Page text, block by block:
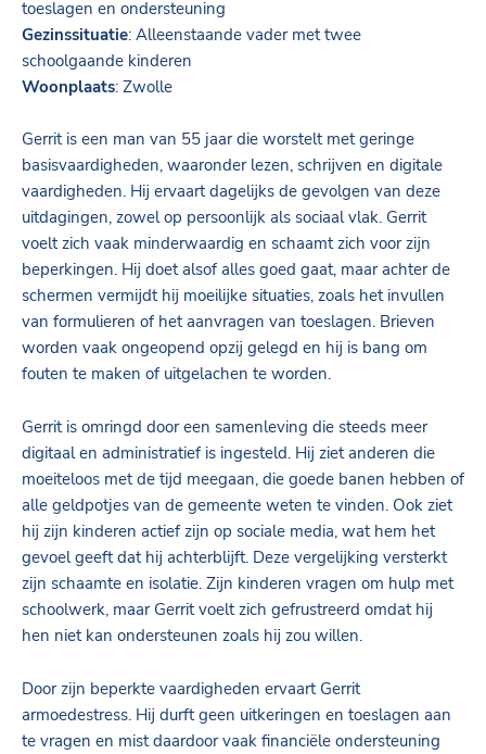
toeslagen en ondersteuning
Gezinssituatie: Alleenstaande vader met twee
schoolgaande kinderen
Woonplaats: Zwolle
Gerrit is een man van 55 jaar die worstelt met geringe
basisvaardigheden, waaronder lezen, schrijven en digitale
vaardigheden. Hij ervaart dagelijks de gevolgen van deze
uitdagingen, zowel op persoonlijk als sociaal vlak. Gerrit
voelt zich vaak minderwaardig en schaamt zich voor zijn
beperkingen. Hij doet alsof alles goed gaat, maar achter de
schermen vermijdt hij moeilijke situaties, zoals het invullen
van formulieren of het aanvragen van toeslagen. Brieven
worden vaak ongeopend opzij gelegd en hij is bang om
fouten te maken of uitgelachen te worden.
Gerrit is omringd door een samenleving die steeds meer
digitaal en administratief is ingesteld. Hij ziet anderen die
moeiteloos met de tijd meegaan, die goede banen hebben of
alle geldpotjes van de gemeente weten te vinden. Ook ziet
hij zijn kinderen actief zijn op sociale media, wat hem het
gevoel geeft dat hij achterblijft. Deze vergelijking versterkt
zijn schaamte en isolatie. Zijn kinderen vragen om hulp met
schoolwerk, maar Gerrit voelt zich gefrustreerd omdat hij
hen niet kan ondersteunen zoals hij zou willen.
Door zijn beperkte vaardigheden ervaart Gerrit
armoedestress. Hij durft geen uitkeringen en toeslagen aan
te vragen en mist daardoor vaak financiële ondersteuning